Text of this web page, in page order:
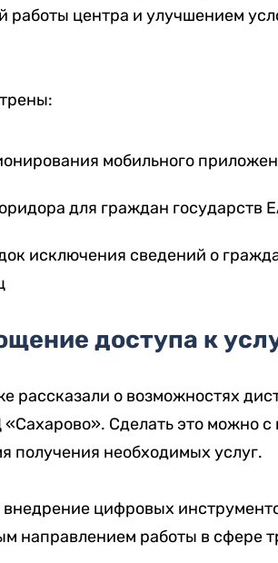
работы центра и улучшением
мобильного
для граждан государств
исключения сведений о
доступа к
рассказали о возможностях
Сделать это можно
получения необходимых услуг.
цифровых
направлением работы в сфере